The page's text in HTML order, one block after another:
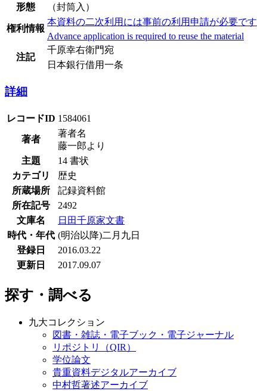
形態
（封筒入）
権利情報
本資料の二次利用には事前の利用申請が必要です
Advance application is required to reuse the material
注記
千原幸右衛門宛
日本銀行借用一条
詳細
レコードID 1584061
著者
著者名
藤一郎より
主題
14 書状
カテゴリ
歴史
所蔵場所
記録資料館
所在記号
2492
文庫名
日田千原家文書
時代・年代 (明治以降)二月九日
登録日
2016.03.22
更新日
2017.09.07
探す・調べる
九大コレクション
図書・雑誌・電子ブック・電子ジャーナル
リポジトリ（QIR）
学位論文
貴重資料デジタルアーカイブ
中村哲著述アーカイブ